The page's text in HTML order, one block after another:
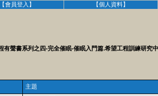
【會員登入】 【個人資料】
有聲書系列之四-完全催眠-催眠入門篇.希望工程訓練研究
主題